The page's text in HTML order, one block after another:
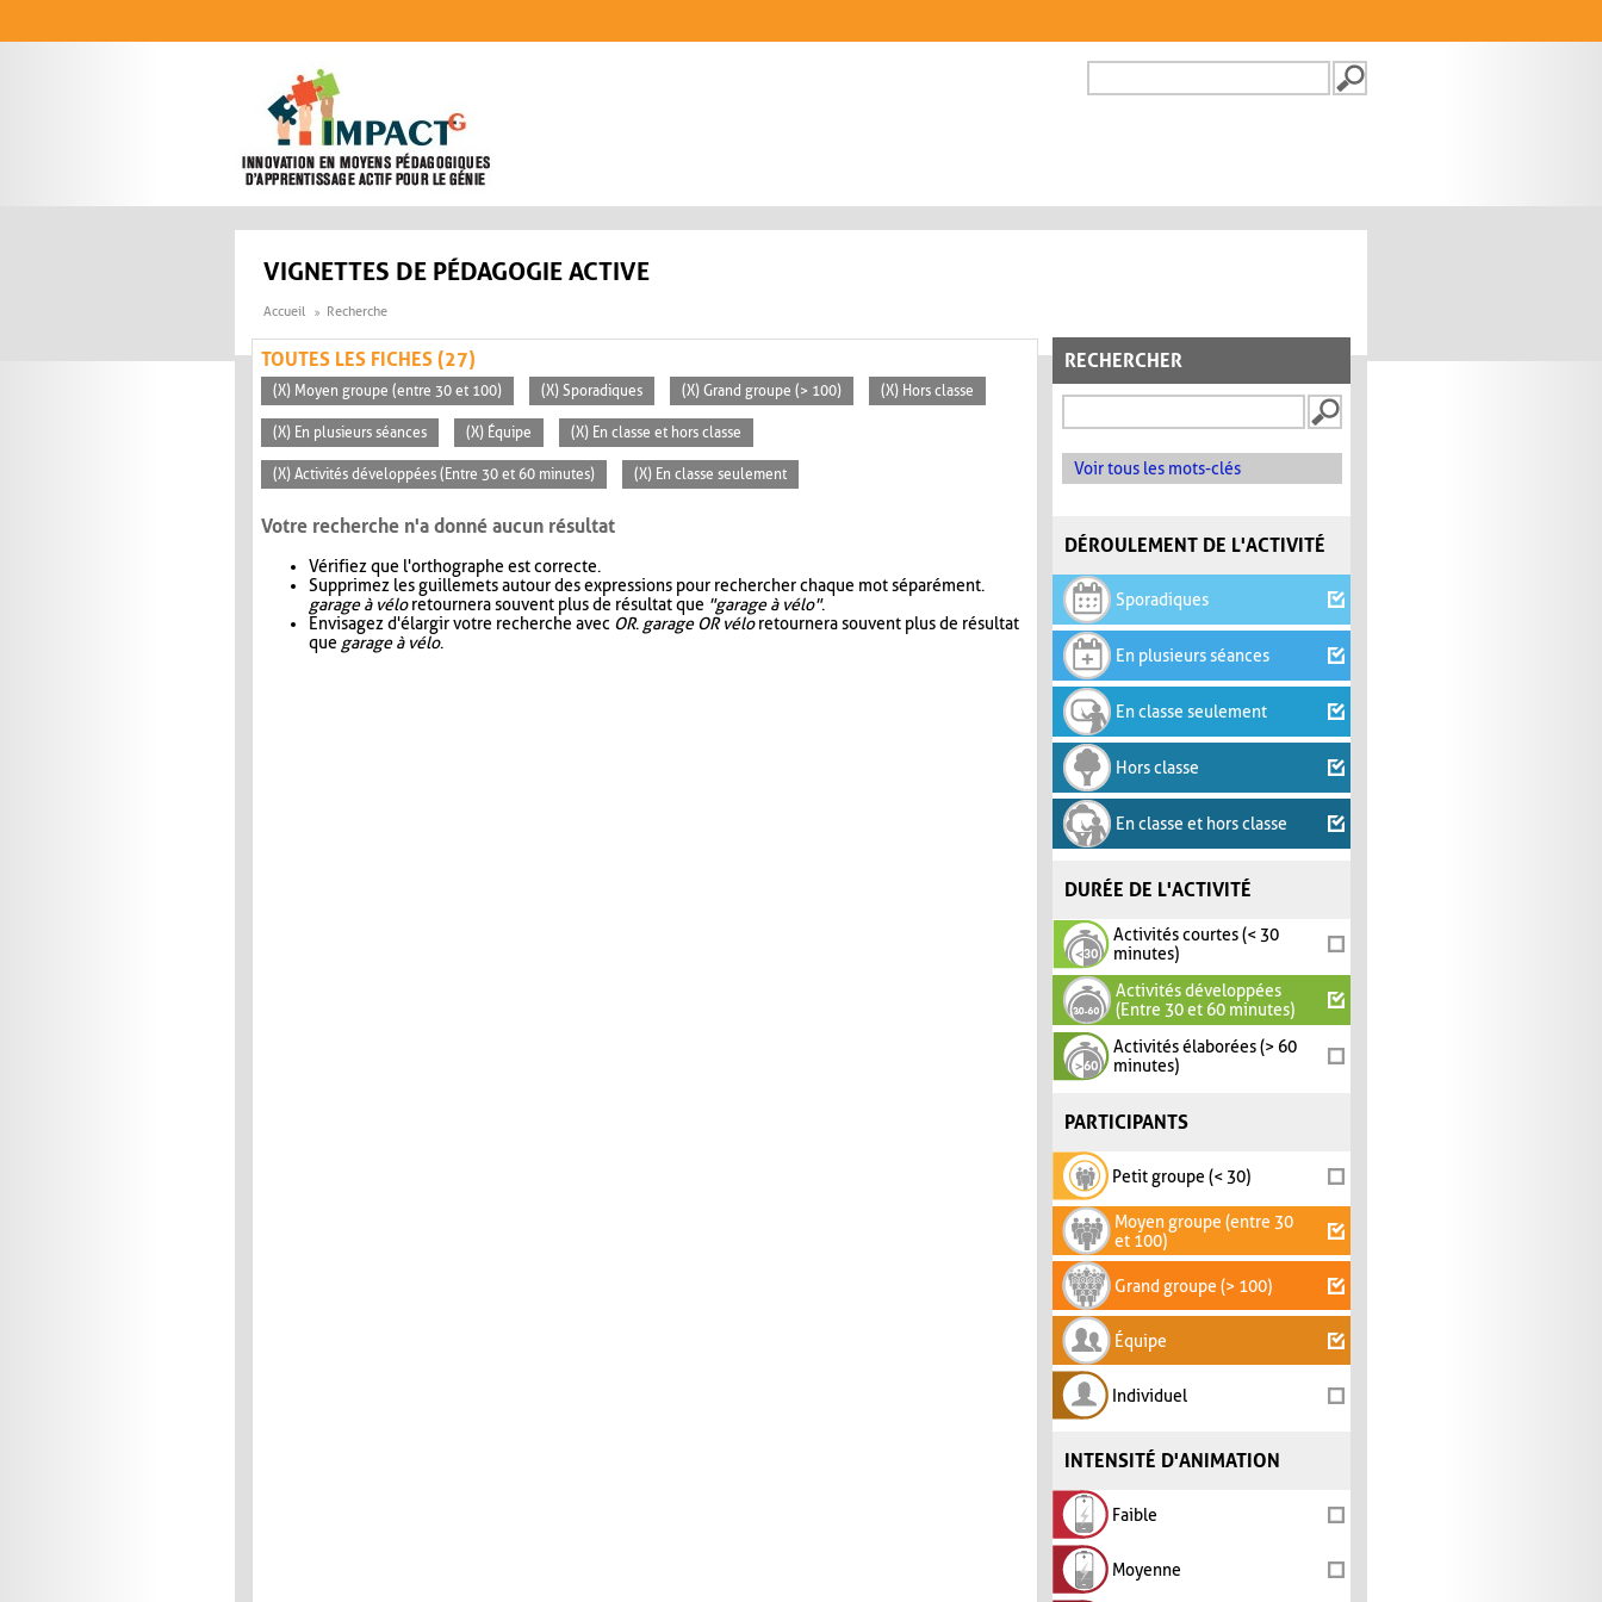
FORMULAIRE DE
VIGNETTES DE PÉDAGOGIE ACTIVE
Accueil Recherche
RECHERCHER
Voir tous les mots-clés
DÉROULEMENT DE L'ACTIVITÉ
Sporadiques
En plusieurs séances
En classe seulement
Hors classe
En classe et hors classe
DURÉE DE L'ACTIVITÉ
Activités courtes (< 30
minutes)
Activités développées
(Entre 30 et 60 minutes)
Activités élaborées (> 60
minutes)
PARTICIPANTS
Petit groupe (< 30)
Moyen groupe (entre 30
et 100)
Grand groupe (> 100)
Équipe
Individuel
INTENSITÉ D'ANIMATION
Faible
Moyenne
TOUTES LES FICHES (27)
(X) Moyen groupe (entre 30 et 100) (X) Sporadiques (X) Grand groupe (> 100) (X) Hors classe
(X) En plusieurs séances (X) Équipe (X) En classe et hors classe
(X) Activités développées (Entre 30 et 60 minutes) (X) En classe seulement
Votre recherche n'a donné aucun résultat
Vérifiez que l'orthographe est correcte.
Supprimez les guillemets autour des expressions pour rechercher chaque mot séparément.
garage à véloretournera souvent plus de résultat que "garage à vélo".
Envisagez d'élargir votre recherche avec OR. garage OR véloretournera souvent plus de résultat
que garage à vélo.